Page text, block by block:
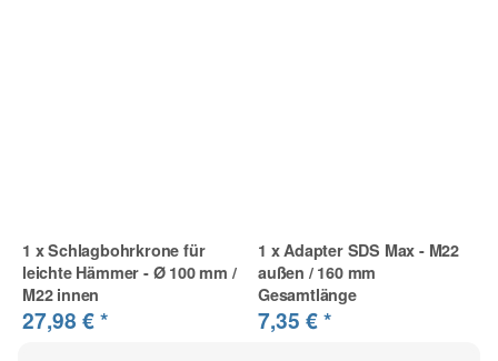
1 xSchlagbohrkrone für
leichte Hämmer - Ø 100 mm /
M22 innen
27,98 €*
1 x Adapter SDS Max - M22
außen / 160 mm
Gesamtlänge
7,35 €*